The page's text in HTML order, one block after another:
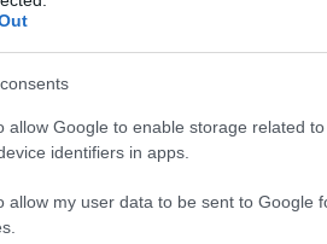
allow Google to enable storage related
identifiers in apps.
allow my user data to be sent to Google